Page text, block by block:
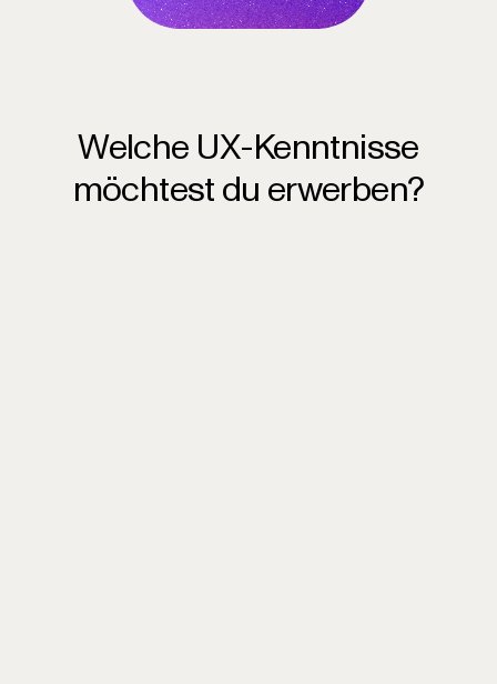
Welche UX-Kenntnisse
möchtest du erwerben?